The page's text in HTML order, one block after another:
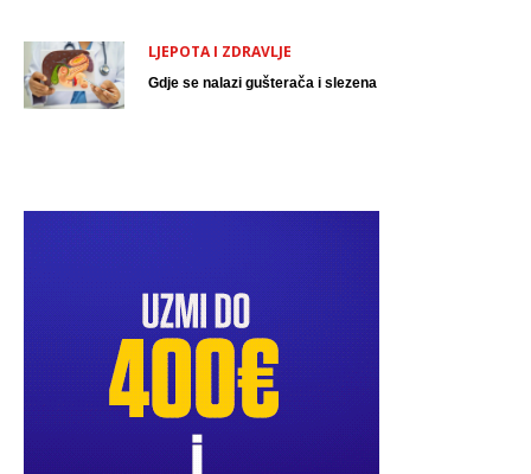
LJEPOTA I ZDRAVLJE
Gdje se nalazi gušterača i slezena